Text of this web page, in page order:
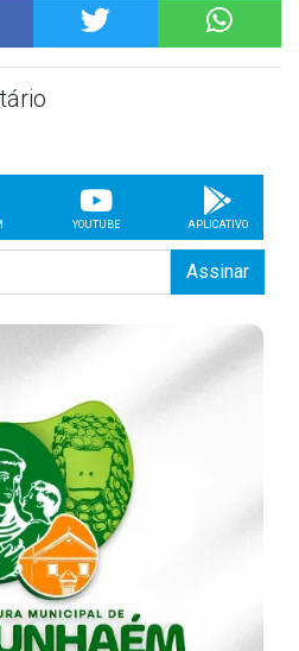
YOUTUBE APLICATIVO
Assinar